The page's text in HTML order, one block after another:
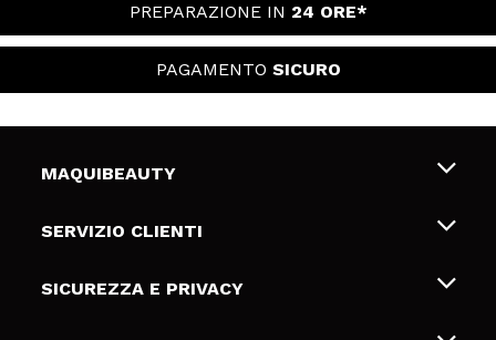
PREPARAZIONE IN 24 ORE*
PAGAMENTO SICURO
MAQUIBEAUTY
Chi siamo
Gift Cards
SERVIZIO CLIENTI
Spedizioni & Resi
SICUREZZA E PRIVACY